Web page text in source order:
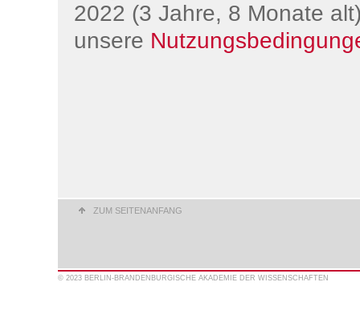
2022 (3 Jahre, 8 Monate
unsere
ZUM SEITENANFANG
© 2023 BERLIN-BRANDENBURGISCHE AKADEMIE DER WISSENSCHAFTEN